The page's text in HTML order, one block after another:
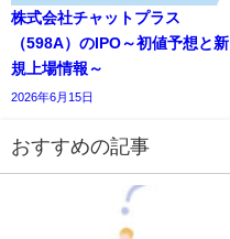
株式会社チャットプラス
（598A）のIPO～初値予想と新
規上場情報～
2026年6月15日
おすすめの記事